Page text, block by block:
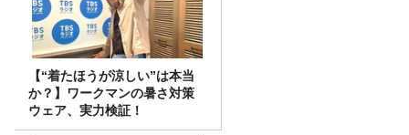
【“着たほうが涼しい”は本当
か？】ワークマンの暑さ対策
ウェア、実力検証！